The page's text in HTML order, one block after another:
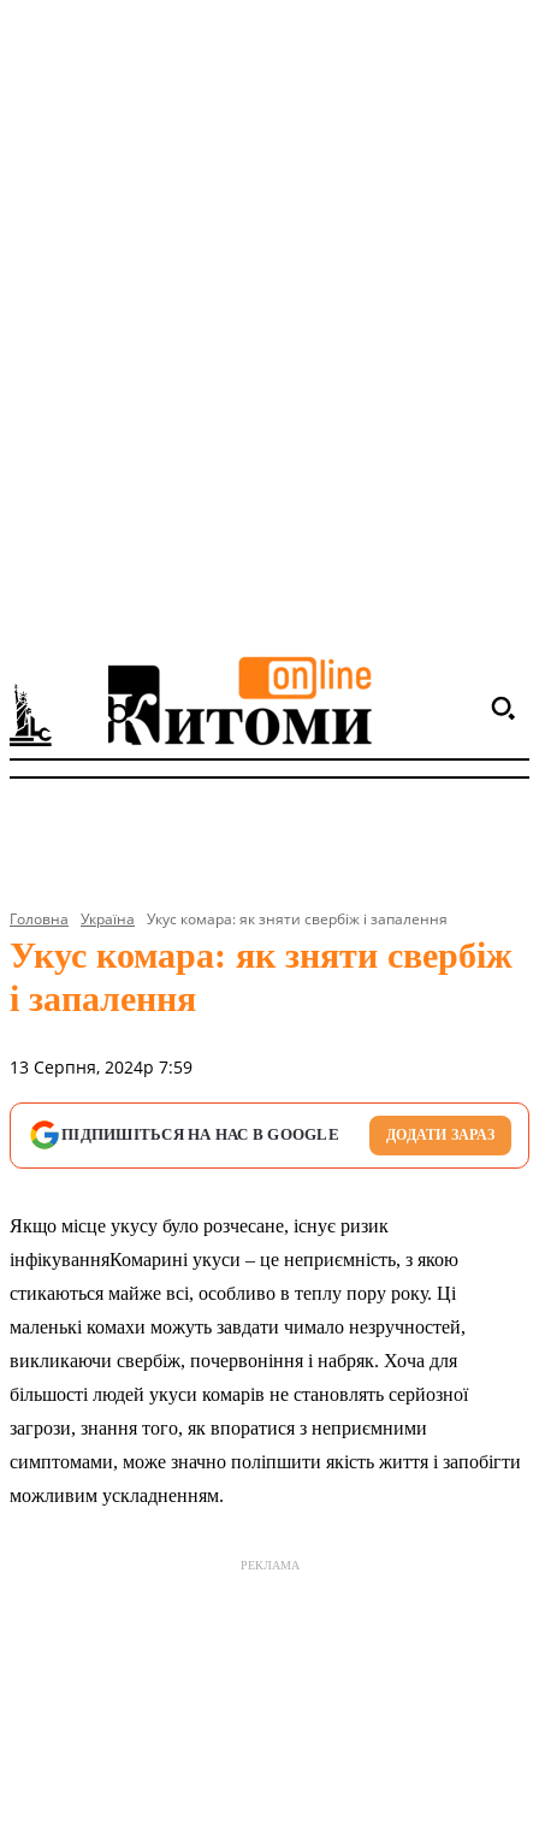
Головна Україна Укус комара: як зняти свербіж і запалення
Укус комара: як зняти свербіж
і запалення
13 Серпня, 2024р 7:59
ПІДПИШІТЬСЯ НА НАС В GOOGLE ДОДАТИ ЗАРАЗ
Якщо місце укусу було розчесане, існує ризик
інфікуванняКомарині укуси – це неприємність, з якою
стикаються майже всі, особливо в теплу пору року. Ці
маленькі комахи можуть завдати чимало незручностей,
викликаючи свербіж, почервоніння і набряк. Хоча для
більшості людей укуси комарів не становлять серйозної
загрози, знання того, як впоратися з неприємними
симптомами, може значно поліпшити якість життя і запобігти
можливим ускладненням.
РЕКЛАМА